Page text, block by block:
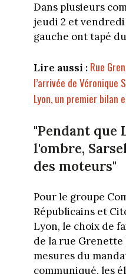
Dans plusieurs
jeudi 2 et
gauche ont tapé
Lire aussi : Rue
l’arrivée de Véronique
Lyon, un premier bilan
"Pendant que
l'ombre,
des moteurs"
Pour le groupe
Républicains et
Lyon, le choix de
de la rue Grenette
mesures du
communiqué, les